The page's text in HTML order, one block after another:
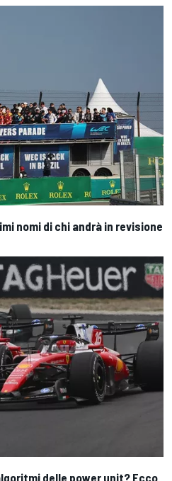
nomi di chi andrà in revisione
delle power unit? Ecco